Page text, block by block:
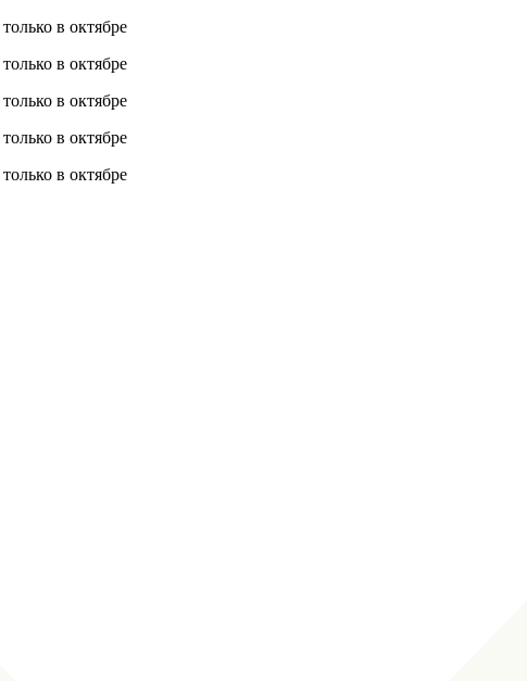
только в октябре
только в октябре
только в октябре
только в октябре
только в октябре